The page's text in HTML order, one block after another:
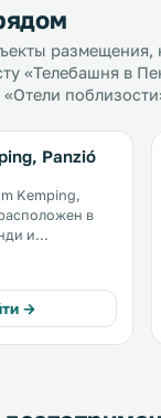
размещения,
«Телебашня в
Panzió
Kemping,
в
и
также
для
→